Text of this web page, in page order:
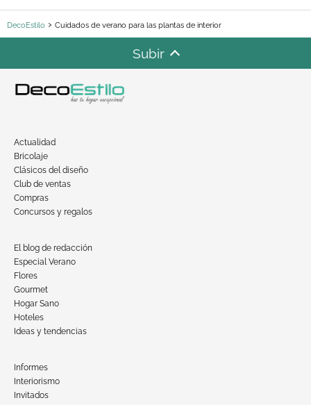
DecoEstilo Cuidados de verano para las plantas de interior
Subir
Actualidad
Bricolaje
Clásicos del diseño
Club de ventas
Compras
Concursos y regalos
El blog de redacción
Especial Verano
Flores
Gourmet
Hogar Sano
Hoteles
Ideas y tendencias
Informes
Interiorismo
Invitados